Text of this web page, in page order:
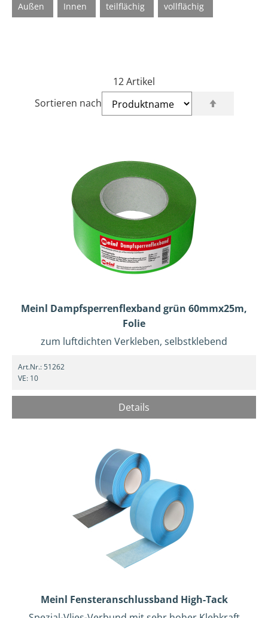
Außen Innen teilflächig vollflächig
12Artikel
Sortieren nach
In
Meinl Dampfsperrenflexband grün 60mmx25m,
Folie
zum luftdichten Verkleben, selbstklebend
Art.Nr.:51262
VE: 10
Details
Meinl Fensteranschlussband High-Tack